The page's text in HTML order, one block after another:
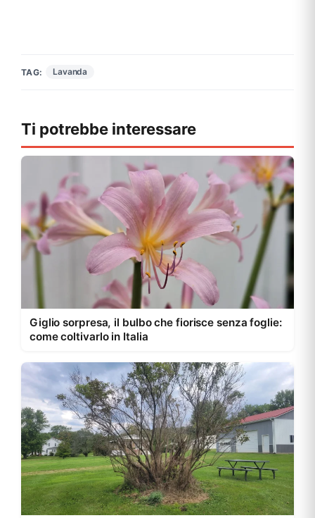
TAG: Lavanda
Ti potrebbe interessare
Giglio sorpresa, il bulbo che fiorisce senza foglie:
come coltivarlo in Italia